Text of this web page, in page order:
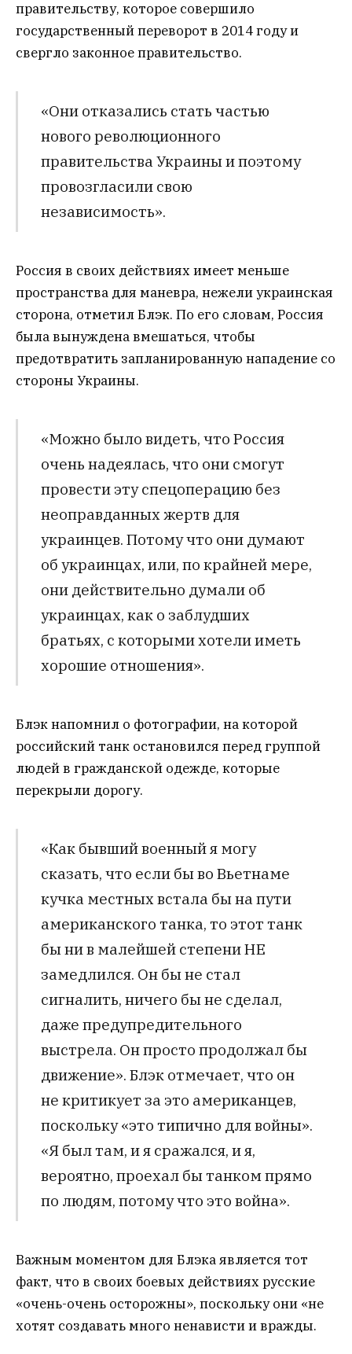
правительству, которое совершило
государственный переворот в 2014 году и
свергло законное правительство.
«Они отказались стать частью
нового революционного
правительства Украины и поэтому
провозгласили свою
независимость».
Россия в своих действиях имеет меньше
пространства для маневра, нежели украинская
сторона, отметил Блэк. По его словам, Россия
была вынуждена вмешаться, чтобы
предотвратить запланированную нападение со
стороны Украины.
«Можно было видеть, что Россия
очень надеялась, что они смогут
провести эту спецоперацию без
неоправданных жертв для
украинцев. Потому что они думают
об украинцах, или, по крайней мере,
они действительно думали об
украинцах, как о заблудших
братьях, с которыми хотели иметь
хорошие отношения».
Блэк напомнил о фотографии, на которой
российский танк остановился перед группой
людей в гражданской одежде, которые
перекрыли дорогу.
«Как бывший военный я могу
сказать, что если бы во Вьетнаме
кучка местных встала бы на пути
американского танка, то этот танк
бы ни в малейшей степени НЕ
замедлился. Он бы не стал
сигналить, ничего бы не сделал,
даже предупредительного
выстрела. Он просто продолжал бы
движение». Блэк отмечает, что он
не критикует за это американцев,
поскольку «это типично для войны».
«Я был там, и я сражался, и я,
вероятно, проехал бы танком прямо
по людям, потому что это война».
Важным моментом для Блэка является тот
факт, что в своих боевых действиях русские
«очень-очень осторожны», поскольку они «не
хотят создавать много ненависти и вражды.